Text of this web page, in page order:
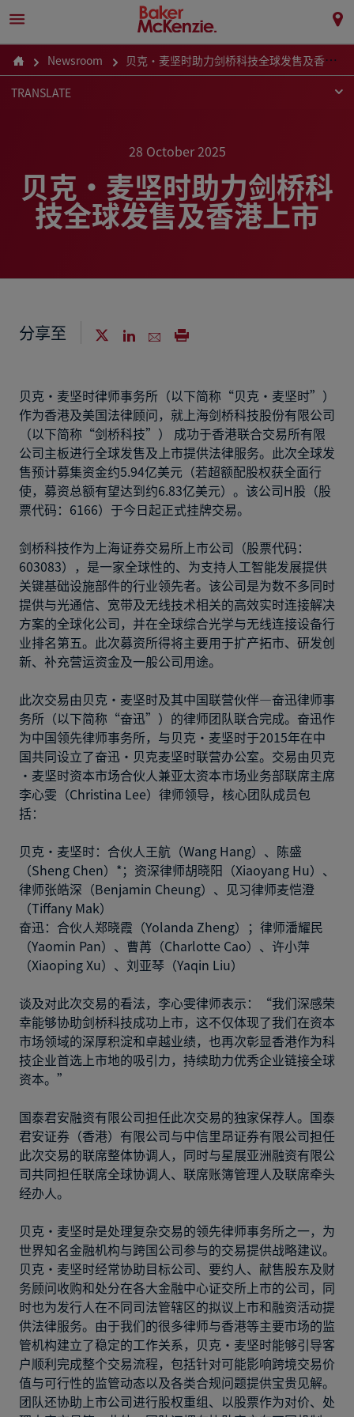
Newsroom 贝克·麦坚时助力剑桥科技全球发售及香港上市
TRANSLATE
28 October 2025
贝克·麦坚时助力剑桥科
技全球发售及香港上市
分享至
贝克·麦坚时律师事务所（以下简称“贝克·麦坚时”）
作为香港及美国法律顾问，就上海剑桥科技股份有限公司
（以下简称“剑桥科技”） 成功于香港联合交易所有限
公司主板进行全球发售及上市提供法律服务。此次全球发
售预计募集资金约5.94亿美元（若超额配股权获全面行
使，募资总额有望达到约6.83亿美元）。该公司H股（股
票代码：6166）于今日起正式挂牌交易。
剑桥科技作为上海证券交易所上市公司（股票代码：
603083），是一家全球性的、为支持人工智能发展提供
关键基础设施部件的行业领先者。该公司是为数不多同时
提供与光通信、宽带及无线技术相关的高效实时连接解决
方案的全球化公司，并在全球综合光学与无线连接设备行
业排名第五。此次募资所得将主要用于扩产拓市、研发创
新、补充营运资金及一般公司用途。
此次交易由贝克·麦坚时及其中国联营伙伴—奋迅律师事
务所（以下简称“奋迅”）的律师团队联合完成。奋迅作
为中国领先律师事务所，与贝克·麦坚时于2015年在中
国共同设立了奋迅·贝克麦坚时联营办公室。交易由贝克
·麦坚时资本市场合伙人兼亚太资本市场业务部联席主席
李心雯（Christina Lee）律师领导，核心团队成员包
括：
贝克·麦坚时：合伙人王航（Wang Hang）、陈盛
（Sheng Chen）*；资深律师胡晓阳（Xiaoyang Hu）、
律师张皓深（Benjamin Cheung）、见习律师麦恺澄
（Tiffany Mak）
奋迅：合伙人郑晓霞（Yolanda Zheng）；律师潘耀民
（Yaomin Pan）、曹苒（Charlotte Cao）、许小萍
（Xiaoping Xu）、刘亚琴（Yaqin Liu）
谈及对此次交易的看法，李心雯律师表示：“我们深感荣
幸能够协助剑桥科技成功上市，这不仅体现了我们在资本
市场领域的深厚积淀和卓越业绩，也再次彰显香港作为科
技企业首选上市地的吸引力，持续助力优秀企业链接全球
资本。”
国泰君安融资有限公司担任此次交易的独家保荐人。国泰
君安证券（香港）有限公司与中信里昂证券有限公司担任
此次交易的联席整体协调人，同时与星展亚洲融资有限公
司共同担任联席全球协调人、联席账簿管理人及联席牵头
经办人。
贝克·麦坚时是处理复杂交易的领先律师事务所之一，为
世界知名金融机构与跨国公司参与的交易提供战略建议。
贝克·麦坚时经常协助目标公司、要约人、献售股东及财
务顾问收购和处分在各大金融中心证交所上市的公司，同
时也为发行人在不同司法管辖区的拟议上市和融资活动提
供法律服务。由于我们的很多律师与香港等主要市场的监
管机构建立了稳定的工作关系，贝克·麦坚时能够引导客
户顺利完成整个交易流程，包括针对可能影响跨境交易价
值与可行性的监管动态以及各类合规问题提供宝贵见解。
团队还协助上市公司进行股权重组、以股票作为对价、处